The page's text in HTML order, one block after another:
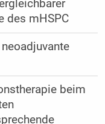
des mHSPC
beim